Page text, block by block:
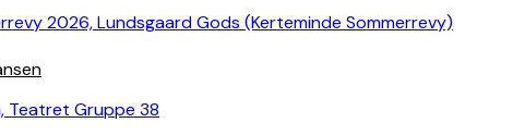
2026, Lundsgaard Gods (Kerteminde Sommerrevy)